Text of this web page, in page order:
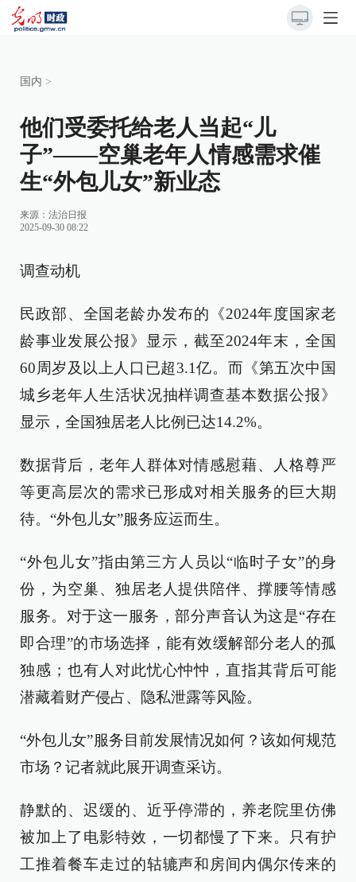
国内 >
他们受委托给老人当起“儿
子”——空巢老年人情感需求催
生“外包儿女”新业态
来源： 法治日报
2025-09-30 08:22
调查动机
民政部、全国老龄办发布的《2024年度国家老
龄事业发展公报》显示，截至2024年末，全国
60周岁及以上人口已超3.1亿。而《第五次中国
城乡老年人生活状况抽样调查基本数据公报》
显示，全国独居老人比例已达14.2%。
数据背后，老年人群体对情感慰藉、人格尊严
等更高层次的需求已形成对相关服务的巨大期
待。“外包儿女”服务应运而生。
“外包儿女”指由第三方人员以“临时子女”的身
份，为空巢、独居老人提供陪伴、撑腰等情感
服务。对于这一服务，部分声音认为这是“存在
即合理”的市场选择，能有效缓解部分老人的孤
独感；也有人对此忧心忡忡，直指其背后可能
潜藏着财产侵占、隐私泄露等风险。
“外包儿女”服务目前发展情况如何？该如何规范
市场？记者就此展开调查采访。
静默的、迟缓的、近乎停滞的，养老院里仿佛
被加上了电影特效，一切都慢了下来。只有护
工推着餐车走过的轱辘声和房间内偶尔传来的